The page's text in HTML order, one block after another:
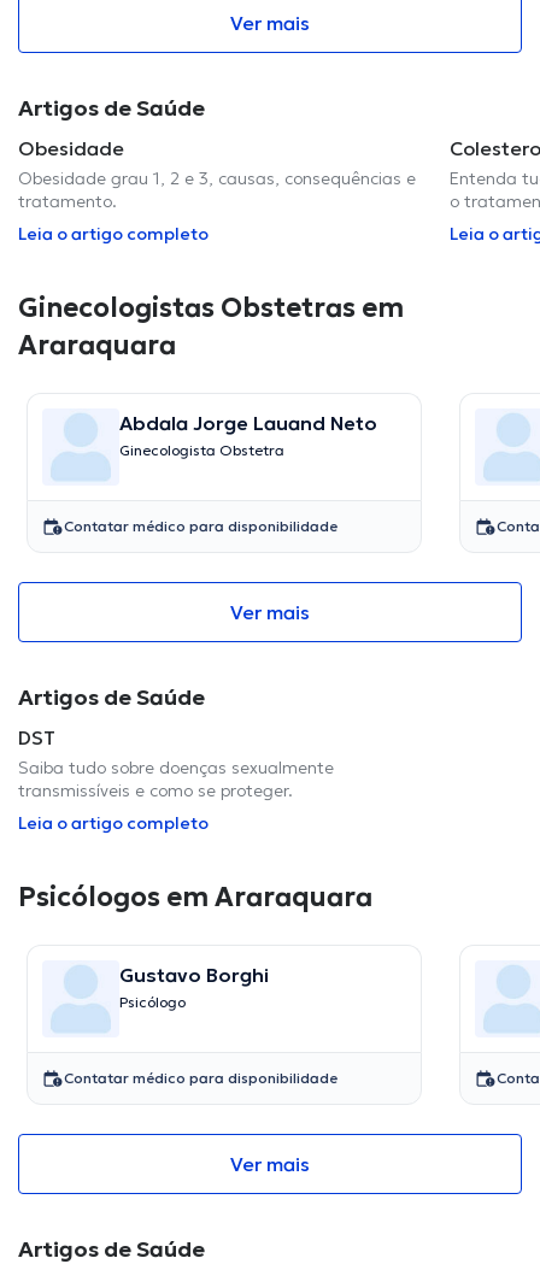
Ver mais
Artigos de Saúde
Obesidade
Obesidade grau 1, 2 e 3, causas, consequências e
tratamento.
Leia o artigo completo
Entenda
o
Leia o
Ginecologistas Obstetras em
Araraquara
Abdala Jorge Lauand Neto
Ginecologista Obstetra
Contatar médico para disponibilidade
Ver mais
Artigos de Saúde
DST
Saiba tudo sobre doenças sexualmente
transmissíveis e como se proteger.
Leia o artigo completo
Psicólogos em Araraquara
Gustavo Borghi
Psicólogo
Contatar médico para disponibilidade
Ver mais
Artigos de Saúde